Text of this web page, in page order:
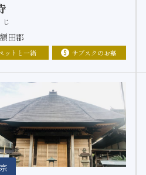
じ
田郡
ットと一緒 サブスクのお墓